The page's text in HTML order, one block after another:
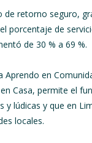
retorno seguro,
porcentaje de
de 30 % a 69 %.
en
Casa, permite el
y lúdicas y que en
locales.